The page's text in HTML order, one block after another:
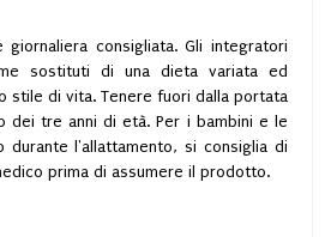
giornaliera consigliata. Gli integratori
sostituti di una dieta variata ed
stile di vita. Tenere fuori dalla portata
dei tre anni di età. Per i bambini e le
durante l'allattamento, si consiglia di
prima di assumere il prodotto.